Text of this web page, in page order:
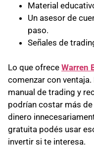
Material
Un asesor de
paso.
Señales de
Lo que ofrece Warren
comenzar con
manual de trading y
podrían costar más de
dinero
gratuita podés usar
invertir si te interesa.